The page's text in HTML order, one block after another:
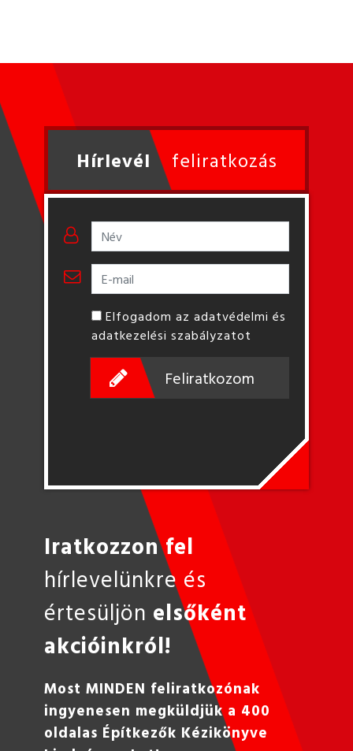
Hírlevél feliratkozás
Elfogadom az adatvédelmi és
adatkezelési szabályzatot
Feliratkozom
Iratkozzon fel
hírlevelünkre és
értesüljön elsőként
akcióinkról!
Most MINDEN feliratkozónak
ingyenesen megküldjük a 400
oldalas Építkezők Kézikönyve